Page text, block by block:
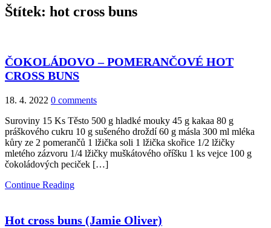
Štítek: hot cross buns
ČOKOLÁDOVO – POMERANČOVÉ HOT
CROSS BUNS
18. 4. 2022 0 comments
Suroviny 15 Ks Těsto 500 g hladké mouky 45 g kakaa 80 g
práškového cukru 10 g sušeného droždí 60 g másla 300 ml mléka
kůry ze 2 pomerančů 1 lžička soli 1 lžička skořice 1/2 lžičky
mletého zázvoru 1/4 lžičky muškátového oříšku 1 ks vejce 100 g
čokoládových peciček […]
Continue Reading
Hot cross buns (Jamie Oliver)